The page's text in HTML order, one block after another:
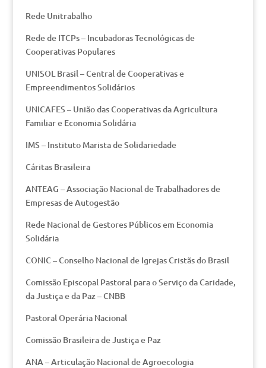
Rede Unitrabalho
Rede de ITCPs – Incubadoras Tecnológicas de
Cooperativas Populares
UNISOL Brasil – Central de Cooperativas e
Empreendimentos Solidários
UNICAFES – União das Cooperativas da Agricultura
Familiar e Economia Solidária
IMS – Instituto Marista de Solidariedade
Cáritas Brasileira
ANTEAG – Associação Nacional de Trabalhadores de
Empresas de Autogestão
Rede Nacional de Gestores Públicos em Economia
Solidária
CONIC – Conselho Nacional de Igrejas Cristãs do Brasil
Comissão Episcopal Pastoral para o Serviço da Caridade,
da Justiça e da Paz – CNBB
Pastoral Operária Nacional
Comissão Brasileira de Justiça e Paz
ANA – Articulação Nacional de Agroecologia